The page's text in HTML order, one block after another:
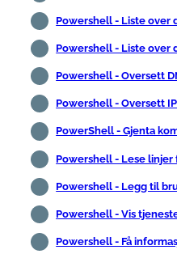
Powershell - Liste over
Powershell - Liste over
Powershell - Oversett
Powershell - Oversett
PowerShell - Gjenta
Powershell - Lese linjer
Powershell - Legg til
Powershell - Vis
Powershell - Få